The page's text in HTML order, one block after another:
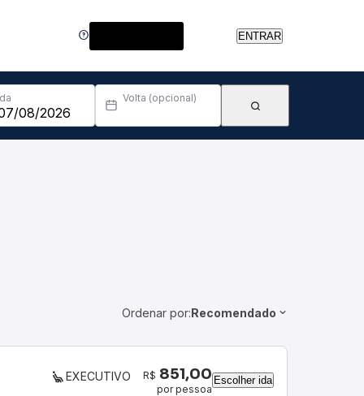
ENTRAR
Volta (opcional)
Ordenar por:Recomendado
EXECUTIVO R$ 851,00
por pessoa
Escolher ida